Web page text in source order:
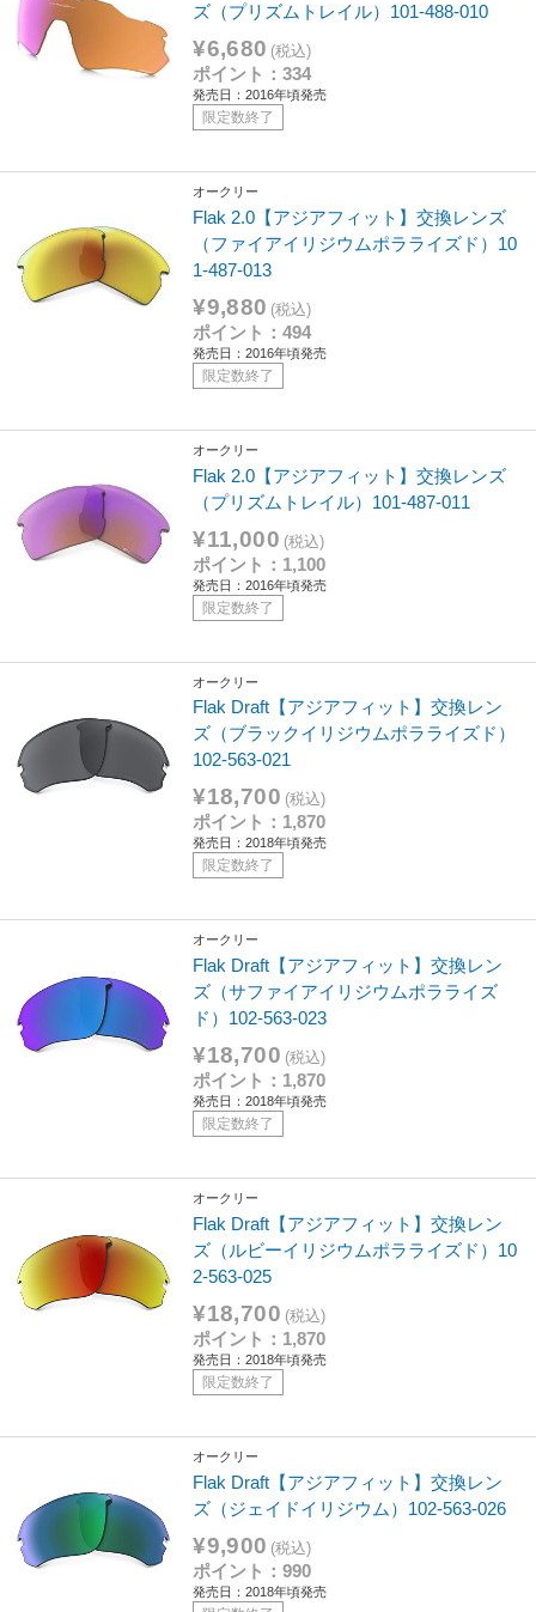
ズ（プリズムトレイル）101-488-010
¥6,680 (税込)
ポイント：334
発売日：2016年頃発売
限定数終了
オークリー
Flak 2.0【アジアフィット】交換レンズ
（ファイアイリジウムポラライズド）10
1-487-013
¥9,880 (税込)
ポイント：494
発売日：2016年頃発売
限定数終了
オークリー
Flak 2.0【アジアフィット】交換レンズ
（プリズムトレイル）101-487-011
¥11,000 (税込)
ポイント：1,100
発売日：2016年頃発売
限定数終了
オークリー
Flak Draft【アジアフィット】交換レン
ズ（ブラックイリジウムポラライズド）
102-563-021
¥18,700 (税込)
ポイント：1,870
発売日：2018年頃発売
限定数終了
オークリー
Flak Draft【アジアフィット】交換レン
ズ（サファイアイリジウムポラライズ
ド）102-563-023
¥18,700 (税込)
ポイント：1,870
発売日：2018年頃発売
限定数終了
オークリー
Flak Draft【アジアフィット】交換レン
ズ（ルビーイリジウムポラライズド）10
2-563-025
¥18,700 (税込)
ポイント：1,870
発売日：2018年頃発売
限定数終了
オークリー
Flak Draft【アジアフィット】交換レン
ズ（ジェイドイリジウム）102-563-026
¥9,900 (税込)
ポイント：990
発売日：2018年頃発売